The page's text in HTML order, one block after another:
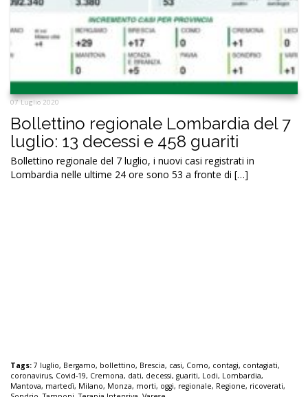
07 Luglio 2020
Bollettino regionale Lombardia del 7
luglio: 13 decessi e 458 guariti
Bollettino regionale del 7 luglio, i nuovi casi registrati in
Lombardia nelle ultime 24 ore sono 53 a fronte di […]
Tags: 7 luglio, Bergamo, bollettino, Brescia, casi, Como, contagi, contagiati,
coronavirus, Covid-19, Cremona, dati, decessi, guariti, Lodi, Lombardia,
Mantova, martedì, Milano, Monza, morti, oggi, regionale, Regione, ricoverati,